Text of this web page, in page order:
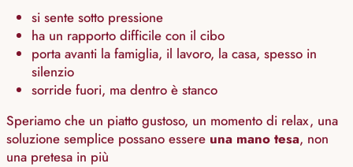
si sente sotto pressione
ha un rapporto difficile con il cibo
porta avanti la famiglia, il lavoro, la casa, spesso in
silenzio
sorride fuori, ma dentro è stanco
Speriamo che un piatto gustoso, un momento di relax, una
soluzione semplice possano essere una mano tesa, non
una pretesa in più